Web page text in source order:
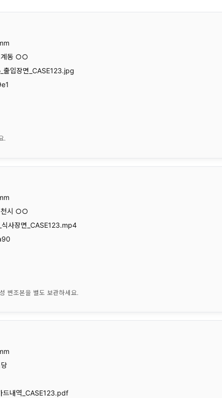
계동 ○○
입장면_CASE123.jpg
.
천시 ○○
사장면_CASE123.mp4
변조본을 별도 보관하세요.
내역_CASE123.pdf